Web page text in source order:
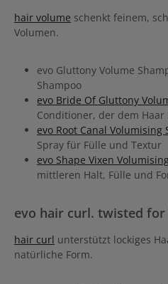
hair volume schenkt feinem,
Volumen.
evo Gluttony Volume
Shampoo
evo Bride Of Gluttony
Conditioner, der dem
evo Root Canal Volumising
Spray für Fülle und Textur
evo Shape Vixen
mittleren Halt, Fülle und
evo hair curl. twisted
hair curl unterstützt lockiges
natürliche Form.